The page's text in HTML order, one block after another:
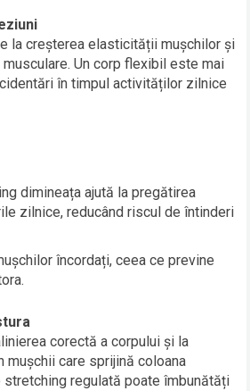
la creșterea elasticității mușchilor și
Un corp flexibil este mai
în timpul activităților zilnice
dimineața ajută la pregătirea
zilnice, reducând riscul de întinderi
încordați, ceea ce previne
corectă a corpului și la
mușchii care sprijină coloana
stretching regulată poate îmbunătăți